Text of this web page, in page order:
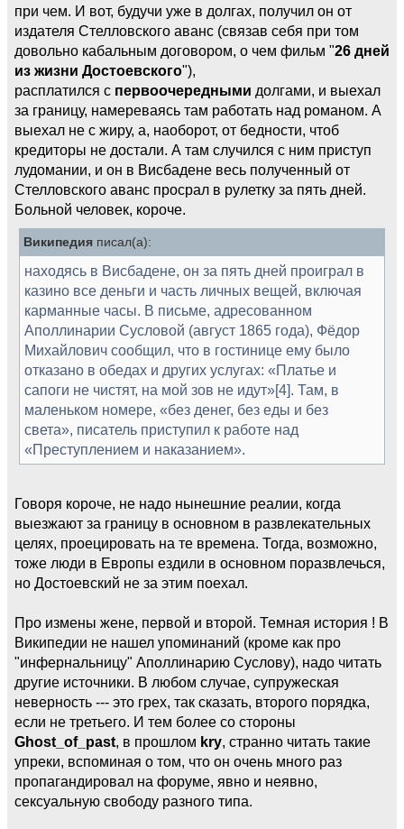
при чем. И вот, будучи уже в долгах, получил он от
издателя Стелловского аванс (связав себя при том
довольно кабальным договором, о чем фильм "26 дней
из жизни Достоевского"),
расплатился с первоочередными долгами, и выехал
за границу, намереваясь там работать над романом. А
выехал не с жиру, а, наоборот, от бедности, чтоб
кредиторы не достали. А там случился с ним приступ
лудомании, и он в Висбадене весь полученный от
Стелловского аванс просрал в рулетку за пять дней.
Больной человек, короче.
Википедия писал(а):
находясь в Висбадене, он за пять дней проиграл в
казино все деньги и часть личных вещей, включая
карманные часы. В письме, адресованном
Аполлинарии Сусловой (август 1865 года), Фёдор
Михайлович сообщил, что в гостинице ему было
отказано в обедах и других услугах: «Платье и
сапоги не чистят, на мой зов не идут»[4]. Там, в
маленьком номере, «без денег, без еды и без
света», писатель приступил к работе над
«Преступлением и наказанием».
Говоря короче, не надо нынешние реалии, когда
выезжают за границу в основном в развлекательных
целях, проецировать на те времена. Тогда, возможно,
тоже люди в Европы ездили в основном поразвлечься,
но Достоевский не за этим поехал.
Про измены жене, первой и второй. Темная история ! В
Википедии не нашел упоминаний (кроме как про
"инфернальницу" Аполлинарию Суслову), надо читать
другие источники. В любом случае, супружеская
неверность --- это грех, так сказать, второго порядка,
если не третьего. И тем более со стороны
Ghost_of_past, в прошлом kry, странно читать такие
упреки, вспоминая о том, что он очень много раз
пропагандировал на форуме, явно и неявно,
сексуальную свободу разного типа.